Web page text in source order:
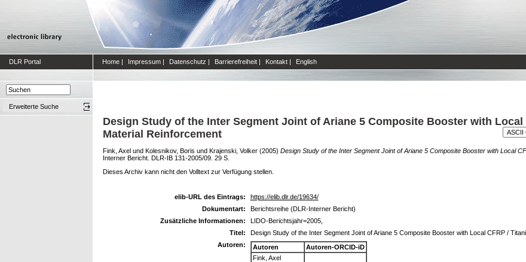
DLR Portal Home | Impressum | Datenschutz | Barrierefreiheit | Kontakt | English
Erweiterte Suche
Design Study of the Inter Segment Joint of Ariane 5 Composite Booster with Local
Material Reinforcement
Fink, Axel und Kolesnikov, Boris und Krajenski, Volker (2005) Design Study of the Inter Segment Joint of Ariane 5 Composite Booster with Local
Interner Bericht. DLR-IB 131-2005/09. 29 S.
Dieses Archiv kann nicht den Volltext zur Verfügung stellen.
elib-URL des Eintrags:
https://elib.dlr.de/19634/
Dokumentart:
Berichtsreihe (DLR-Interner Bericht)
Zusätzliche Informationen:
LIDO-Berichtsjahr=2005,
Titel:
Design Study of the Inter Segment Joint of Ariane 5 Composite Booster with Local CFRP /
Autoren:
Autoren
Autoren-ORCID-iD
Fink, Axel